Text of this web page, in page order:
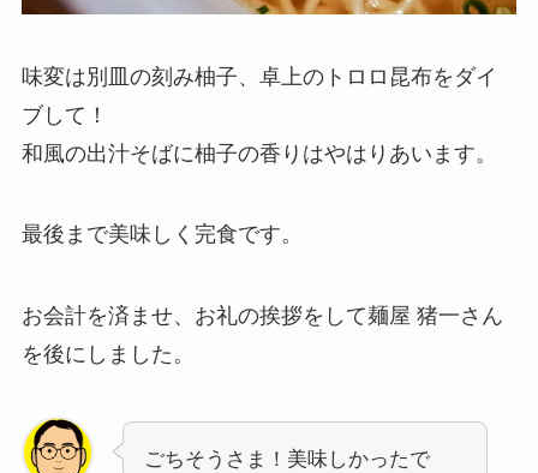
味変は別皿の刻み柚子、卓上のトロロ昆布をダイ
ブして！
和風の出汁そばに柚子の香りはやはりあいます。
最後まで美味しく完食です。
お会計を済ませ、お礼の挨拶をして麺屋 猪一さん
を後にしました。
ごちそうさま！美味しかったで